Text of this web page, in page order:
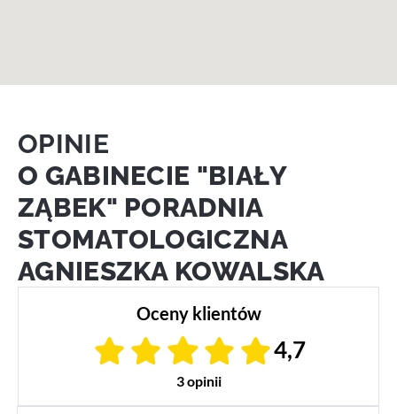
OPINIE
O GABINECIE "BIAŁY
ZĄBEK" PORADNIA
STOMATOLOGICZNA
AGNIESZKA KOWALSKA
Oceny klientów
4,7
3 opinii